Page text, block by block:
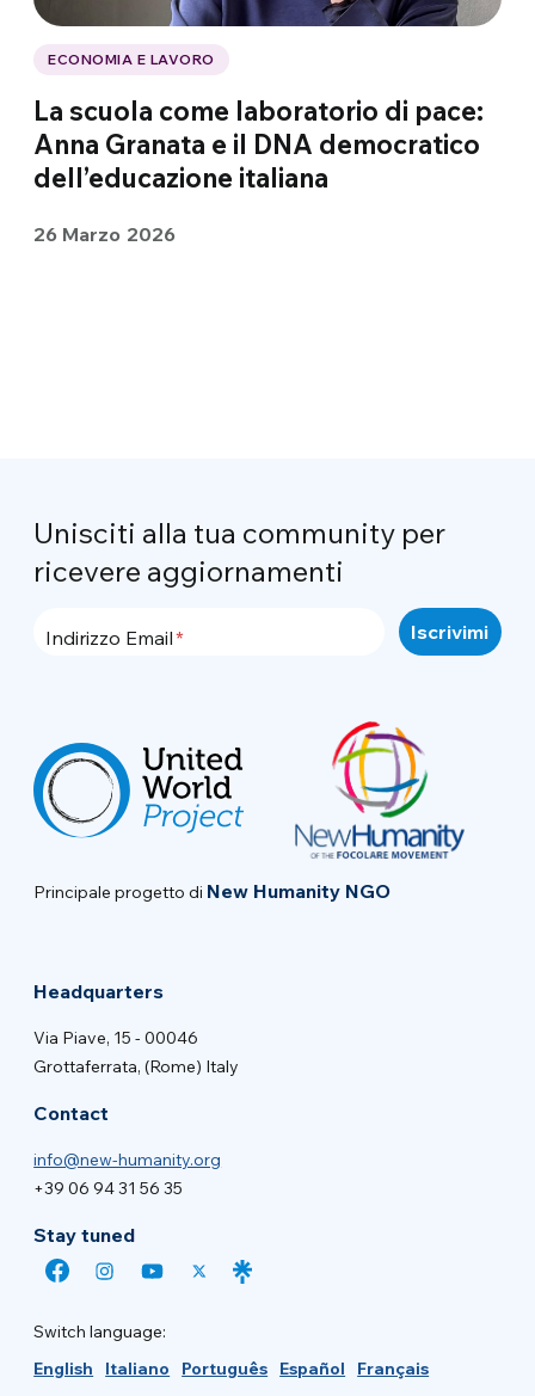
ECONOMIA E LAVORO
La scuola come laboratorio di pace:
Anna Granata e il DNA democratico
dell’educazione italiana
26 Marzo 2026
Unisciti alla tua community per
ricevere aggiornamenti
Indirizzo Email
Principale progetto di New Humanity NGO
Headquarters
Via Piave, 15 - 00046
Grottaferrata, (Rome) Italy
Contact
info@new-humanity.org
+39 06 94 31 56 35
Stay tuned
Switch language:
English
Italiano Português Español Français